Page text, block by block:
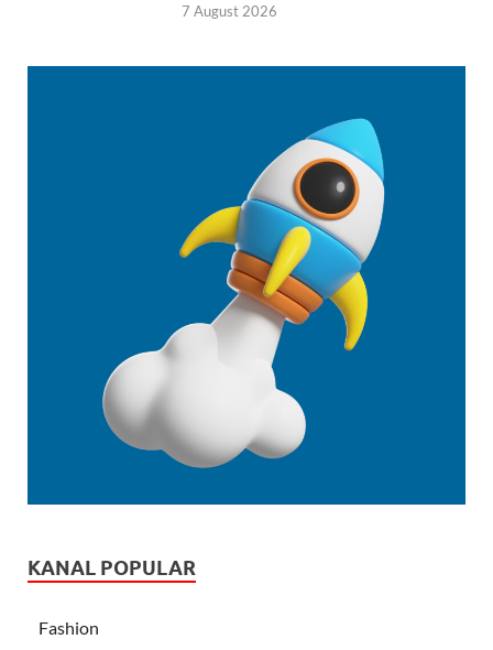
7 August 2026
KANAL POPULAR
Fashion